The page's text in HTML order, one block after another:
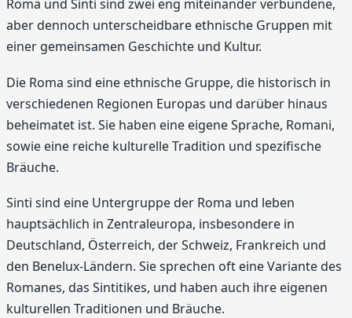
Roma und Sinti sind zwei eng miteinander verbundene,
aber dennoch unterscheidbare ethnische Gruppen mit
einer gemeinsamen Geschichte und Kultur.
Die Roma sind eine ethnische Gruppe, die historisch in
verschiedenen Regionen Europas und darüber hinaus
beheimatet ist. Sie haben eine eigene Sprache, Romani,
sowie eine reiche kulturelle Tradition und spezifische
Bräuche.
Sinti sind eine Untergruppe der Roma und leben
hauptsächlich in Zentraleuropa, insbesondere in
Deutschland, Österreich, der Schweiz, Frankreich und
den Benelux-Ländern. Sie sprechen oft eine Variante des
Romanes, das Sintitikes, und haben auch ihre eigenen
kulturellen Traditionen und Bräuche.